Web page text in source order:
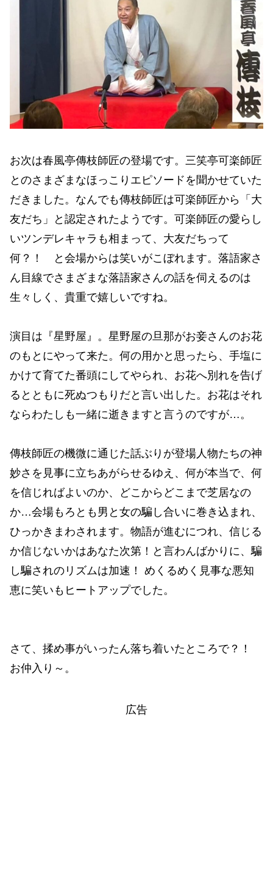
お次は春風亭傳枝師匠の登場です。三笑亭可楽師匠
とのさまざまなほっこりエピソードを聞かせていた
だきました。なんでも傳枝師匠は可楽師匠から「大
友だち」と認定されたようです。可楽師匠の愛らし
いツンデレキャラも相まって、大友だちって
何？！ と会場からは笑いがこぼれます。落語家さ
ん目線でさまざまな落語家さんの話を伺えるのは
生々しく、貴重で嬉しいですね。
演目は『星野屋』。星野屋の旦那がお妾さんのお花
のもとにやって来た。何の用かと思ったら、手塩に
かけて育てた番頭にしてやられ、お花へ別れを告げ
るとともに死ぬつもりだと言い出した。お花はそれ
ならわたしも一緒に逝きますと言うのですが…。
傳枝師匠の機微に通じた話ぶりが登場人物たちの神
妙さを見事に立ちあがらせるゆえ、何が本当で、何
を信じればよいのか、どこからどこまで芝居なの
か…会場もろとも男と女の騙し合いに巻き込まれ、
ひっかきまわされます。物語が進むにつれ、信じる
か信じないかはあなた次第！と言わんばかりに、騙
し騙されのリズムは加速！ めくるめく見事な悪知
恵に笑いもヒートアップでした。
さて、揉め事がいったん落ち着いたところで？！
お仲入り～。
広告